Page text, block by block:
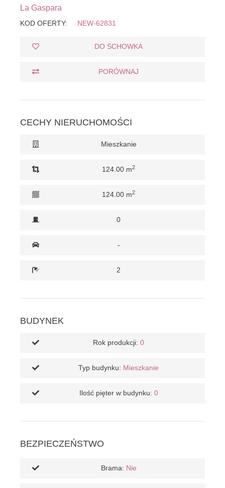
La Gaspara
KOD OFERTY: NEW-62831
DO SCHOWKA
PORÓWNAJ
CECHY NIERUCHOMOŚCI
Mieszkanie
124.00 m2
124.00 m2
0
-
2
BUDYNEK
Rok produkcji: 0
Typ budynku: Mieszkanie
Ilość pięter w budynku: 0
BEZPIECZEŃSTWO
Brama: Nie